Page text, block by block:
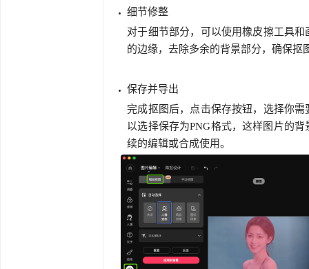
细节修整
对于细节部分，可以使用橡皮擦工具
的边缘，去除多余的背景部分，确保抠
保存并导出
完成抠图后，点击保存按钮，选择你
以选择保存为PNG格式，这样图片的
续的编辑或合成使用。